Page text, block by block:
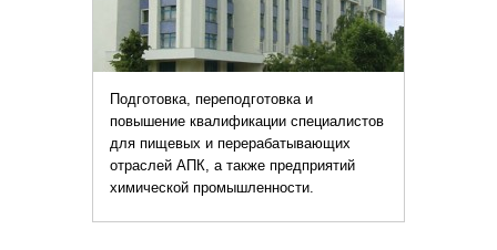
Подготовка, переподготовка и
повышение квалификации специалистов
для пищевых и перерабатывающих
отраслей АПК, а также предприятий
химической промышленности.